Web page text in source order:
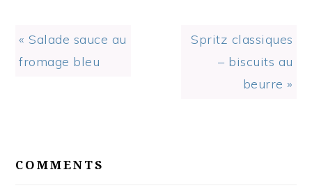
Previous
Post:
« Salade sauce au
fromage bleu
Next
Post:
Spritz classiques
– biscuits au
beurre »
INTERACTIONS
COMMENTS